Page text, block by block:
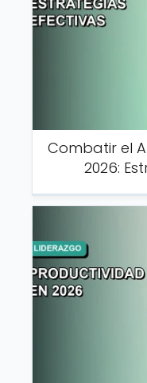
Combatir el
2026: